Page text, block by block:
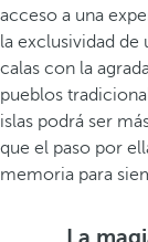
acceso a una
la exclusividad de
calas con la
pueblos
islas podrá ser
que el paso por
memoria para